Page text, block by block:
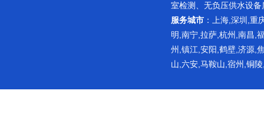
室检测 、无负压供水设
服务城市 ：上海,深圳,重
明,南宁,拉萨,杭州,南昌,
州,镇江,安阳,鹤壁,济源,
山,六安,马鞍山,宿州,铜